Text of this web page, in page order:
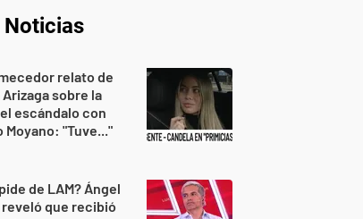
relato de
Arizaga sobre la
escándalo con
Moyano: "Tuve..."
de LAM? Ángel
que recibió